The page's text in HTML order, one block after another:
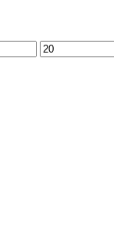
Preț
maxim